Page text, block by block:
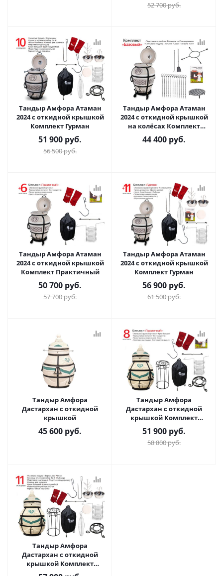
52 700руб.
Тандыр Амфора Атаман
2024 с откидной крышкой
Комплект Гурман
51 900 руб.
56 500руб.
Тандыр Амфора Атаман
2024 с откидной крышкой
на колёсах Комплект
Базовый
44 400 руб.
Тандыр Амфора Атаман
2024 с откидной крышкой
Комплект Практичный
50 700 руб.
57 700руб.
Тандыр Амфора Атаман
2024 с откидной крышкой
Комплект Гурман
56 900 руб.
61 500руб.
Тандыр Амфора
Дастархан с откидной
крышкой
45 600 руб.
Тандыр Амфора
Дастархан с откидной
крышкой Комплект
Практичный
51 900 руб.
58 800руб.
Тандыр Амфора
Дастархан с откидной
крышкой Комплект
Гурман